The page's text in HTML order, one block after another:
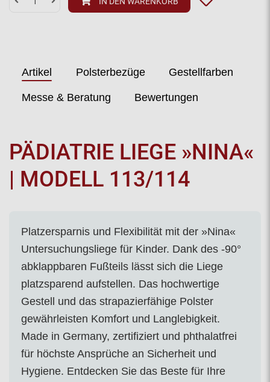
Artikel Polsterbezüge Gestellfarben
Messe & Beratung Bewertungen
PÄDIATRIE LIEGE »NINA«
| MODELL 113/114
Platzersparnis und Flexibilität mit der »Nina«
Untersuchungsliege für Kinder. Dank des -90°
abklappbaren Fußteils lässt sich die Liege
platzsparend aufstellen. Das hochwertige
Gestell und das strapazierfähige Polster
gewährleisten Komfort und Langlebigkeit.
Made in Germany, zertifiziert und phthalatfrei
für höchste Ansprüche an Sicherheit und
Hygiene. Entdecken Sie das Beste für Ihre